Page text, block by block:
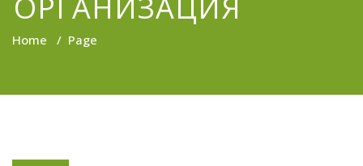
Home / Page